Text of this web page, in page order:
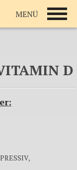
D
MENÜ